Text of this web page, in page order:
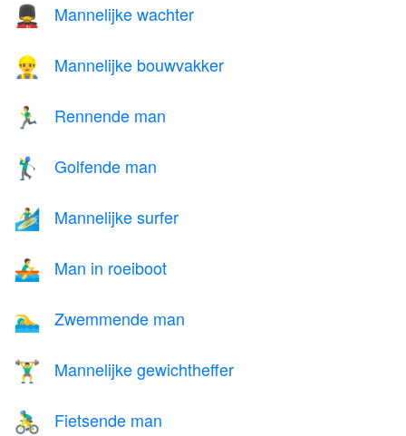
💂‍♂️ Mannelijke wachter
👷‍♂️ Mannelijke bouwvakker
🏃‍♂️ Rennende man
🏌️‍♂️ Golfende man
🏄‍♂️ Mannelijke surfer
🚣‍♂️ Man in roeiboot
🏊‍♂️ Zwemmende man
🏋️‍♂️ Mannelijke gewichtheffer
🚴‍♂️ Fietsende man